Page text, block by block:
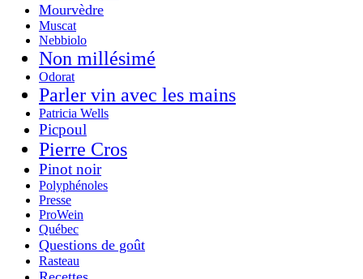
Mourvèdre
Muscat
Nebbiolo
Non millésimé
Odorat
Parler vin avec les mains
Patricia Wells
Picpoul
Pierre Cros
Pinot noir
Polyphénoles
Presse
ProWein
Québec
Questions de goût
Rasteau